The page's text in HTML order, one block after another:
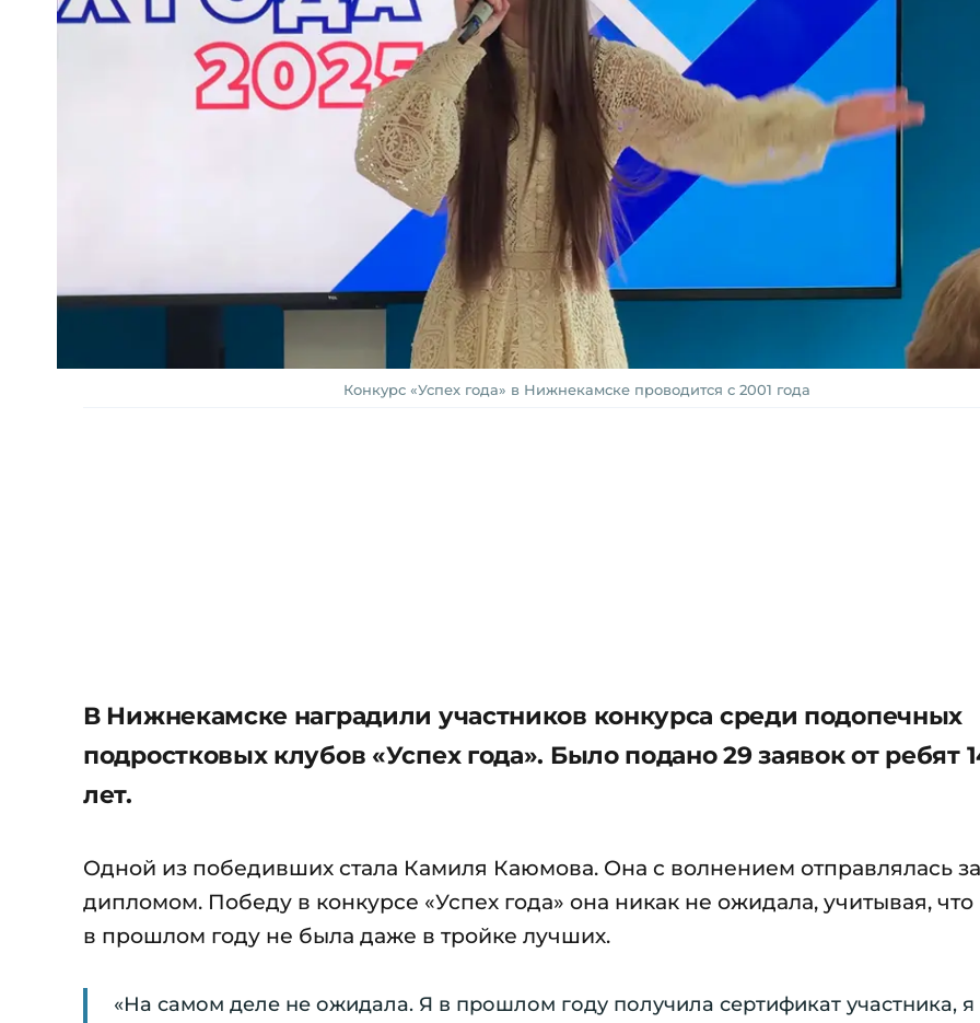
Конкурс «Успех года» в Нижнекамске проводится с 2001 года
В Нижнекамске наградили участников конкурса среди подопечных
подростковых клубов «Успех года». Было подано 29 заявок от ребят
лет.
Одной из победивших стала Камиля Каюмова. Она с волнением отправлялась
дипломом. Победу в конкурсе «Успех года» она никак не ожидала, учитывая, что
в прошлом году не была даже в тройке лучших.
«На самом деле не ожидала. Я в прошлом году получила сертификат участника,